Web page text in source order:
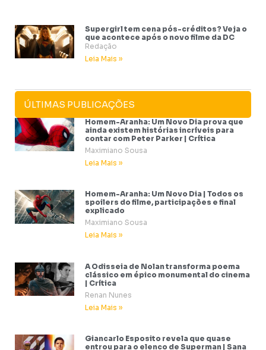
Supergirl tem cena pós-créditos? Veja o
que acontece após o novo filme da DC
Redação
Leia Mais »
ÚLTIMAS PUBLICAÇÕES
Homem-Aranha: Um Novo Dia prova que
ainda existem histórias incríveis para
contar com Peter Parker | Crítica
Maximiano Sousa
Leia Mais »
Homem-Aranha: Um Novo Dia | Todos os
spoilers do filme, participações e final
explicado
Maximiano Sousa
Leia Mais »
A Odisseia de Nolan transforma poema
clássico em épico monumental do cinema
| Crítica
Renan Nunes
Leia Mais »
Giancarlo Esposito revela que quase
entrou para o elenco de Superman | Sana